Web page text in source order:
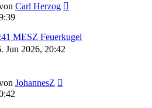
Carl Herzog
MESZ Feuerkugel
Jun 2026, 20:42
JohannesZ